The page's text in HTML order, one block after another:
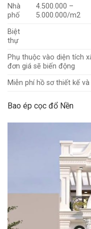
Nhà
phố
4.500.000 –
5.000.000/m2
Biệt
thự
Phụ thuộc vào diện tích
đơn giá sẽ biến động
Miễn phí hồ sơ thiết kế
Bao ép cọc đổ Nền